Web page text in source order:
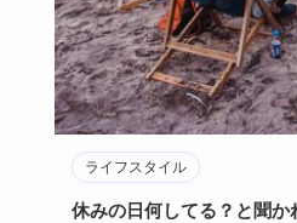
ライフスタイル
休みの日何してる？と聞か